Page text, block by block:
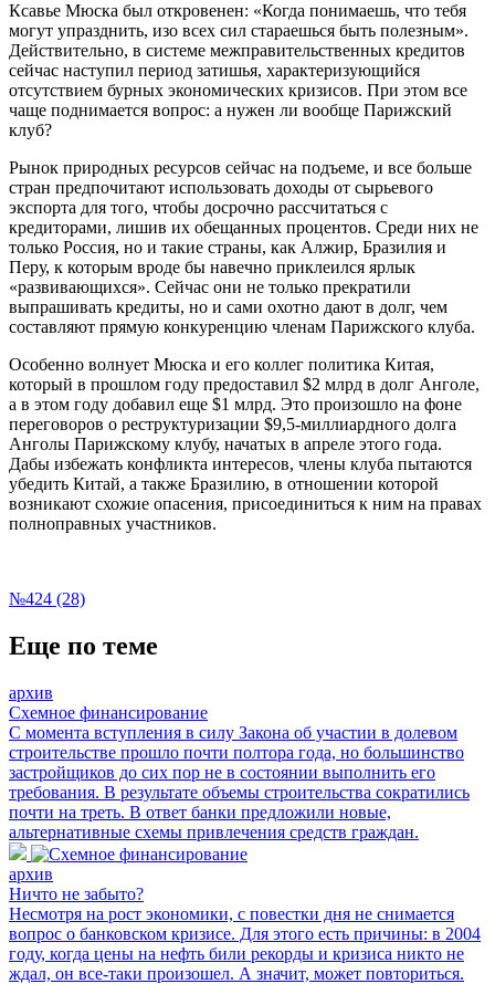
Ксавье Мюска был откровенен: «Когда понимаешь, что тебя
могут упразднить, изо всех сил стараешься быть полезным».
Действительно, в системе межправительственных кредитов
сейчас наступил период затишья, характеризующийся
отсутствием бурных экономических кризисов. При этом все
чаще поднимается вопрос: а нужен ли вообще Парижский
клуб?
Рынок природных ресурсов сейчас на подъеме, и все больше
стран предпочитают использовать доходы от сырьевого
экспорта для того, чтобы досрочно рассчитаться с
кредиторами, лишив их обещанных процентов. Среди них не
только Россия, но и такие страны, как Алжир, Бразилия и
Перу, к которым вроде бы навечно приклеился ярлык
«развивающихся». Сейчас они не только прекратили
выпрашивать кредиты, но и сами охотно дают в долг, чем
составляют прямую конкуренцию членам Парижского клуба.
Особенно волнует Мюска и его коллег политика Китая,
который в прошлом году предоставил $2 млрд в долг Анголе,
а в этом году добавил еще $1 млрд. Это произошло на фоне
переговоров о реструктуризации $9,5-миллиардного долга
Анголы Парижскому клубу, начатых в апреле этого года.
Дабы избежать конфликта интересов, члены клуба пытаются
убедить Китай, а также Бразилию, в отношении которой
возникают схожие опасения, присоединиться к ним на правах
полноправных участников.
№424 (28)
Еще по теме
архив
Схемное финансирование
С момента вступления в силу Закона об участии в долевом
строительстве прошло почти полтора года, но большинство
застройщиков до сих пор не в состоянии выполнить его
требования. В результате объемы строительства сократились
почти на треть. В ответ банки предложили новые,
альтернативные схемы привлечения средств граждан.
архив
Ничто не забыто?
Несмотря на рост экономики, с повестки дня не снимается
вопрос о банковском кризисе. Для этого есть причины: в 2004
году, когда цены на нефть били рекорды и кризиса никто не
ждал, он все-таки произошел. А значит, может повториться.